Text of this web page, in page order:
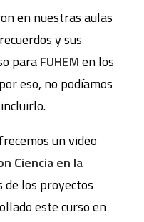
en nuestras aulas
y sus
paraFUHEMen los
eso, no podíamos
un video
Ciencia en la
los proyectos
este curso en